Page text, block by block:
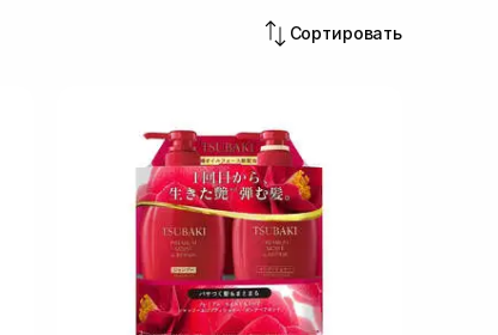
Сортировать